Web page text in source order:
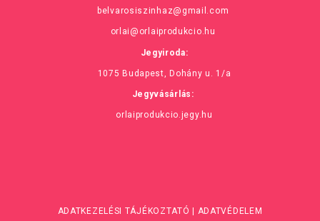
belvarosiszinhaz@gmail.com
orlai@orlaiprodukcio.hu
Jegyiroda:
1075 Budapest, Dohány u. 1/a
Jegyvásárlás:
orlaiprodukcio.jegy.hu
ADATKEZELÉSI TÁJÉKOZTATÓ ADATVÉDELEM